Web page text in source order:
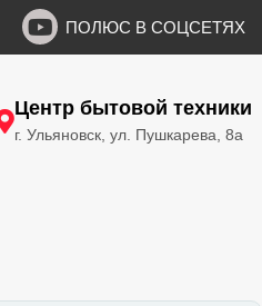
ПОЛЮС В СОЦСЕТЯХ
Центр бытовой техники
г. Ульяновск, ул. Пушкарева, 8а